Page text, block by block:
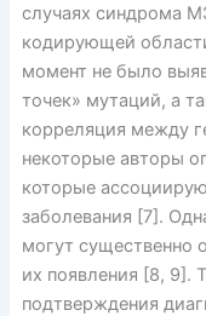
случаях синдрома
кодирующей
момент не было
точек» мутаций, а
корреляция между
некоторые авторы
которые
заболевания [7].
могут существенно
их появления [8, 9].
подтверждения